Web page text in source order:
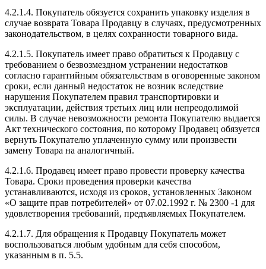
4.2.1.4. Покупатель обязуется сохранить упаковку изделия в
случае возврата Товара Продавцу в случаях, предусмотренных
законодательством, в целях сохранности товарного вида.
4.2.1.5. Покупатель имеет право обратиться к Продавцу с
требованием о безвозмездном устранении недостатков
согласно гарантийным обязательствам в оговоренные законом
сроки, если данный недостаток не возник вследствие
нарушения Покупателем правил транспортировки и
эксплуатации, действия третьих лиц или непреодолимой
силы. В случае невозможности ремонта Покупателю выдается
Акт технического состояния, по которому Продавец обязуется
вернуть Покупателю уплаченную сумму или произвести
замену Товара на аналогичный.
4.2.1.6. Продавец имеет право провести проверку качества
Товара. Сроки проведения проверки качества
устанавливаются, исходя из сроков, установленных Законом
«О защите прав потребителей» от 07.02.1992 г. № 2300 -1 для
удовлетворения требований, предъявляемых Покупателем.
4.2.1.7. Для обращения к Продавцу Покупатель может
воспользоваться любым удобным для себя способом,
указанным в п. 5.5.